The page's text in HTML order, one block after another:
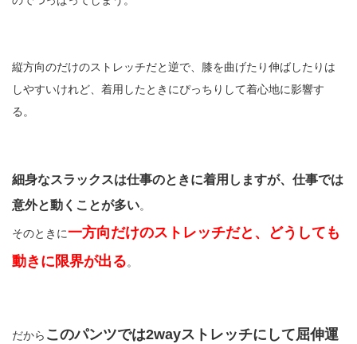
縦方向のだけのストレッチだと逆で、膝を曲げたり伸ばしたりは
しやすいけれど、着用したときにぴっちりして着心地に影響す
る。
細身なスラックスは仕事のときに着用しますが、仕事では
意外と動くことが多い。
そのときに一方向だけのストレッチだと、どうしても
動きに限界が出る。
だから このパンツでは2wayストレッチにして屈伸運